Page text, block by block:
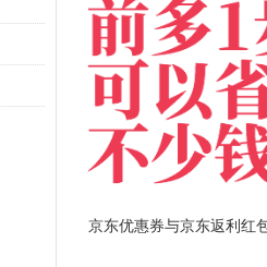
拼多多优惠券+拼多多返利